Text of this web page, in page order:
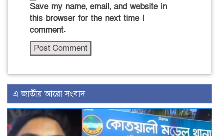
Save my name, email, and website in
this browser for the next time I
comment.
এ জাতীয় আরো সংবাদ